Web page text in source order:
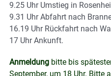
9.25 Uhr Umstieg in
9.31 Uhr Abfahrt nach
16.19 Uhr Rückfahrt nach
17 Uhr Ankunft.
Anmeldung bitte bis
September, um 18 Uhr. Bitte